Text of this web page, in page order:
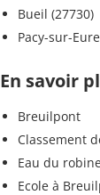
Bueil (27730)
Pacy-sur-
En savoir
Breuilpont
Classement
Eau du
Ecole à